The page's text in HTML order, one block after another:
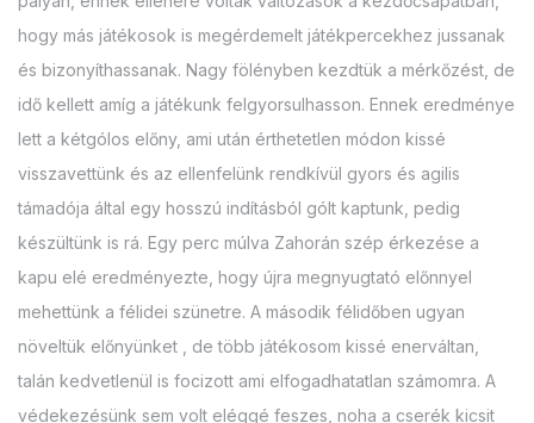
hogy más játékosok is megérdemelt játékpercekhez jussanak
és bizonyíthassanak. Nagy fölényben kezdtük a mérkőzést, de
idő kellett amíg a játékunk felgyorsulhasson. Ennek eredménye
lett a kétgólos előny, ami után érthetetlen módon kissé
visszavettünk és az ellenfelünk rendkívül gyors és agilis
támadója által egy hosszú indításból gólt kaptunk, pedig
készültünk is rá. Egy perc múlva Zahorán szép érkezése a
kapu elé eredményezte, hogy újra megnyugtató előnnyel
mehettünk a félidei szünetre. A második félidőben ugyan
növeltük előnyünket , de több játékosom kissé enerváltan,
talán kedvetlenül is focizott ami elfogadhatatlan számomra. A
védekezésünk sem volt eléggé feszes, noha a cserék kicsit